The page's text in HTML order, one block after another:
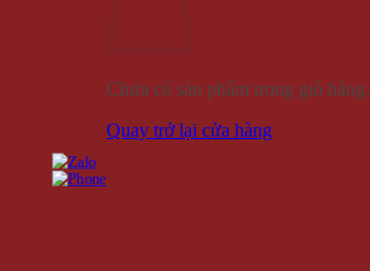
Chưa có sản phẩm trong giỏ hàng.
Quay trở lại cửa hàng